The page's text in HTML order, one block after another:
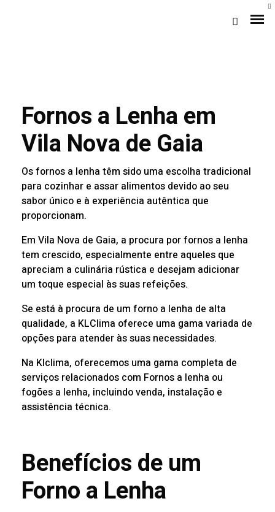
Loja Braga (Sede)
Loja Gaia
Assistência
Pós-venda
Fornos a Lenha em
Vila Nova de Gaia
Os fornos a lenha têm sido uma escolha tradicional
para cozinhar e assar alimentos devido ao seu
sabor único e à experiência autêntica que
proporcionam.
Em Vila Nova de Gaia, a procura por fornos a lenha
tem crescido, especialmente entre aqueles que
apreciam a culinária rústica e desejam adicionar
um toque especial às suas refeições.
Se está à procura de um forno a lenha de alta
qualidade, a KLClima oferece uma gama variada de
opções para atender às suas necessidades.
Na Klclima, oferecemos uma gama completa de
serviços relacionados com Fornos a lenha ou
fogões a lenha, incluindo venda, instalação e
assistência técnica.
Benefícios de um
Forno a Lenha